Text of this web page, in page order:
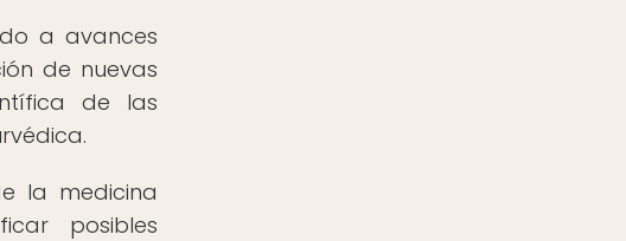
a avances
de nuevas
de las
la medicina
posibles